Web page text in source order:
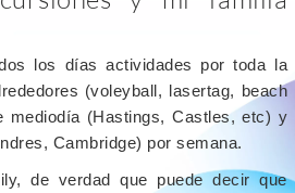
los días actividades por toda la
(voleyball, lasertag, beach
mediodía (Hastings, Castles, etc) y
Cambridge) por semana.
de verdad que puede decir que